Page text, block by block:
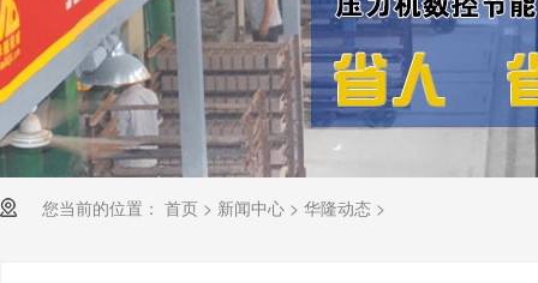
您当前的位置： 首页 > 新闻中心 > 华隆动态 >